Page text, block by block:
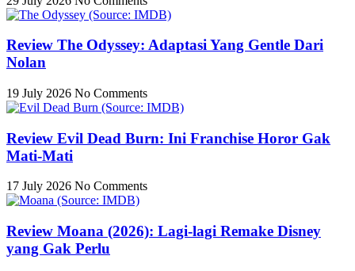
Review The Odyssey: Adaptasi Yang Gentle Dari
Nolan
19 July 2026 No Comments
Review Evil Dead Burn: Ini Franchise Horor Gak
Mati-Mati
17 July 2026 No Comments
Review Moana (2026): Lagi-lagi Remake Disney
yang Gak Perlu